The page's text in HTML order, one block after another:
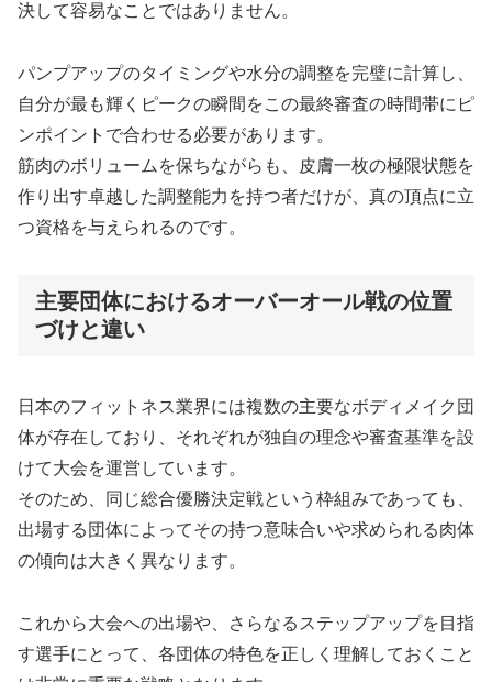
決して容易なことではありません。
パンプアップのタイミングや水分の調整を完璧に計算し、
自分が最も輝くピークの瞬間をこの最終審査の時間帯にピ
ンポイントで合わせる必要があります。
筋肉のボリュームを保ちながらも、皮膚一枚の極限状態を
作り出す卓越した調整能力を持つ者だけが、真の頂点に立
つ資格を与えられるのです。
主要団体におけるオーバーオール戦の位置
づけと違い
日本のフィットネス業界には複数の主要なボディメイク団
体が存在しており、それぞれが独自の理念や審査基準を設
けて大会を運営しています。
そのため、同じ総合優勝決定戦という枠組みであっても、
出場する団体によってその持つ意味合いや求められる肉体
の傾向は大きく異なります。
これから大会への出場や、さらなるステップアップを目指
す選手にとって、各団体の特色を正しく理解しておくこと